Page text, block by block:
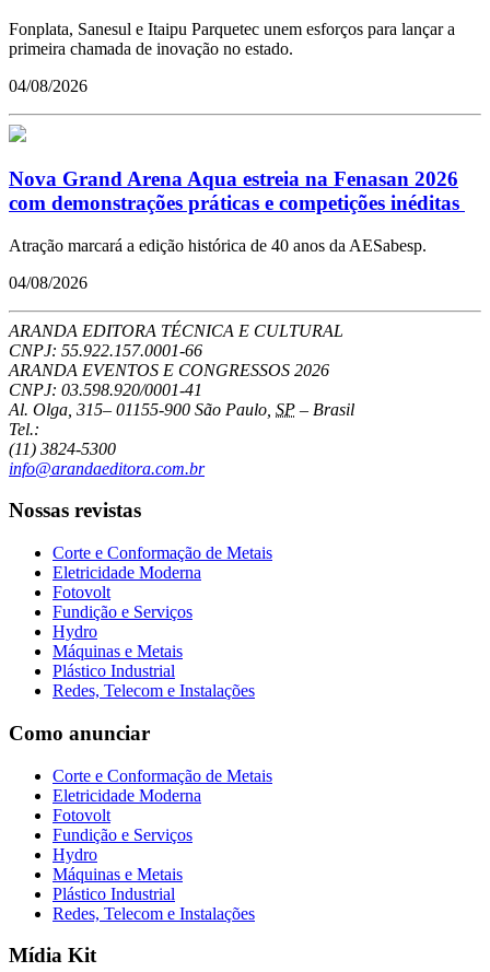
Fonplata, Sanesul e Itaipu Parquetec unem esforços para lançar a
primeira chamada de inovação no estado.
04/08/2026
Nova Grand Arena Aqua estreia na Fenasan 2026
com demonstrações práticas e competições inéditas
Atração marcará a edição histórica de 40 anos da AESabesp.
04/08/2026
ARANDA EDITORA TÉCNICA E CULTURAL
CNPJ: 55.922.157.0001-66
ARANDA EVENTOS E CONGRESSOS 2026
CNPJ: 03.598.920/0001-41
Al. Olga, 315– 01155-900 São Paulo SP – Brasil
Tel.:
(11) 3824-5300
info@arandaeditora.com.br
Nossas revistas
Corte e Conformação de Metais
Eletricidade Moderna
Fotovolt
Fundição e Serviços
Hydro
Máquinas e Metais
Plástico Industrial
Redes, Telecom e Instalações
Como anunciar
Corte e Conformação de Metais
Eletricidade Moderna
Fotovolt
Fundição e Serviços
Hydro
Máquinas e Metais
Plástico Industrial
Redes, Telecom e Instalações
Mídia Kit